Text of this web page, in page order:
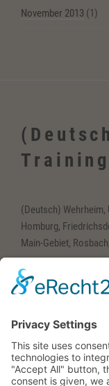
November 2013 (1)
(Deutsch) Wehrheim,
Homburg,
Main-Gebiet,
Training